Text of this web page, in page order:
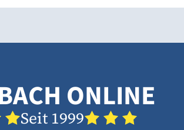
ONLINE
Seit 1999